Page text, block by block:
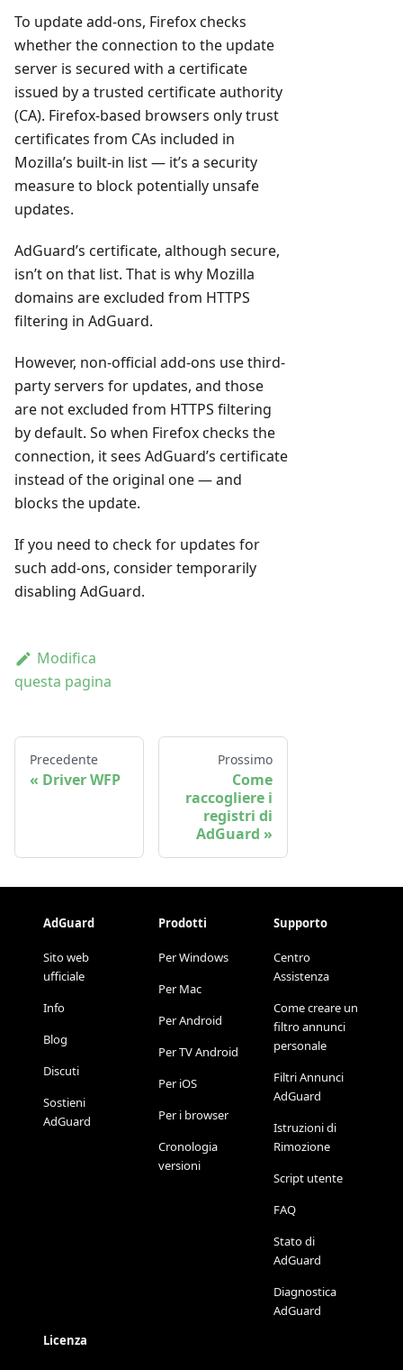
To update add-ons, Firefox checks
whether the connection to the update
server is secured with a certificate
issued by a trusted certificate authority
(CA). Firefox-based browsers only trust
certificates from CAs included in
Mozilla’s built-in list — it’s a security
measure to block potentially unsafe
updates.
AdGuard’s certificate, although secure,
isn’t on that list. That is why Mozilla
domains are excluded from HTTPS
filtering in AdGuard.
However, non-official add-ons use third-
party servers for updates, and those
are not excluded from HTTPS filtering
by default. So when Firefox checks the
connection, it sees AdGuard’s certificate
instead of the original one — and
blocks the update.
If you need to check for updates for
such add-ons, consider temporarily
disabling AdGuard.
Modifica
questa pagina
Precedente
Driver WFP
Prossimo
Come
raccogliere i
registri di
AdGuard
AdGuard
Sito web
ufficiale
Info
Blog
Discuti
Sostieni
AdGuard
Prodotti
Per Windows
Per Mac
Per Android
Per TV Android
Per iOS
Per i browser
Cronologia
versioni
Supporto
Centro
Assistenza
Come creare un
filtro annunci
personale
Filtri Annunci
AdGuard
Istruzioni di
Rimozione
Script utente
FAQ
Stato di
AdGuard
Diagnostica
AdGuard
Licenza